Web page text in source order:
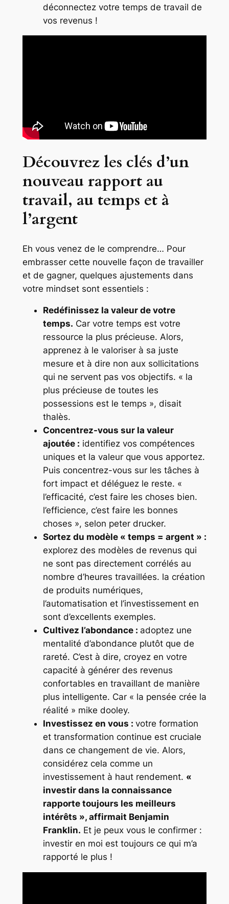
déconnectez votre temps de travail de
vos revenus !
Découvrez les clés d’un
nouveau rapport au
travail, au temps et à
l’argent
Eh vous venez de le comprendre… Pour
embrasser cette nouvelle façon de travailler
et de gagner, quelques ajustements dans
votre mindset sont essentiels :
Redéfinissez la valeur de votre
temps. Car votre temps est votre
ressource la plus précieuse. Alors,
apprenez à le valoriser à sa juste
mesure et à dire non aux sollicitations
qui ne servent pas vos objectifs. « la
plus précieuse de toutes les
possessions est le temps », disait
thalès.
Concentrez-vous sur la valeur
ajoutée : identifiez vos compétences
uniques et la valeur que vous apportez.
Puis concentrez-vous sur les tâches à
fort impact et déléguez le reste. «
l’efficacité, c’est faire les choses bien.
l’efficience, c’est faire les bonnes
choses », selon peter drucker.
Sortez du modèle « temps = argent » :
explorez des modèles de revenus qui
ne sont pas directement corrélés au
nombre d’heures travaillées. la création
de produits numériques,
l’automatisation et l’investissement en
sont d’excellents exemples.
Cultivez l’abondance : adoptez une
mentalité d’abondance plutôt que de
rareté. C’est à dire, croyez en votre
capacité à générer des revenus
confortables en travaillant de manière
plus intelligente. Car « la pensée crée la
réalité » mike dooley.
Investissez en vous : votre formation
et transformation continue est cruciale
dans ce changement de vie. Alors,
considérez cela comme un
investissement à haut rendement. «
investir dans la connaissance
rapporte toujours les meilleurs
intérêts », affirmait Benjamin
Franklin. Et je peux vous le confirmer :
investir en moi est toujours ce qui m’a
rapporté le plus !